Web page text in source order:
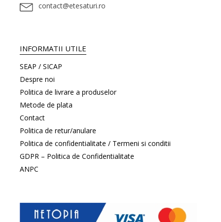
contact@etesaturi.ro
INFORMATII UTILE
SEAP / SICAP
Despre noi
Politica de livrare a produselor
Metode de plata
Contact
Politica de retur/anulare
Politica de confidentialitate / Termeni si conditii
GDPR – Politica de Confidentialitate
ANPC